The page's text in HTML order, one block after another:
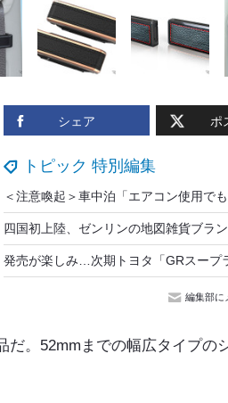
シェア ポ
トピック 特別編集
編集部に
だ。52mmまでの幅広タイプの